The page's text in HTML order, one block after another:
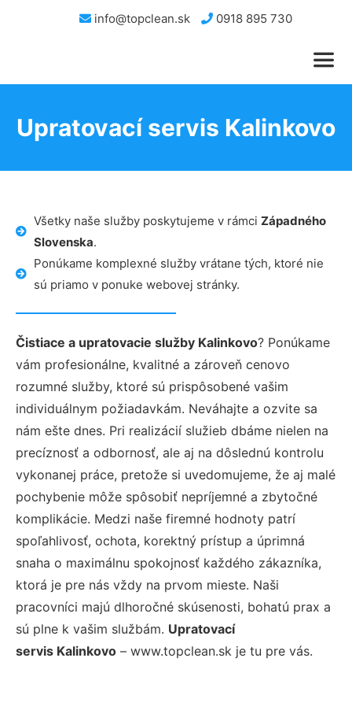
info@topclean.sk 0918 895 730
Upratovací servis Kalinkovo
Všetky naše služby poskytujeme v rámci Západného
Slovenska.
Ponúkame komplexné služby vrátane tých, ktoré nie
sú priamo v ponuke webovej stránky.
Čistiace a upratovacie služby Kalinkovo? Ponúkame
vám profesionálne, kvalitné a zároveň cenovo
rozumné služby, ktoré sú prispôsobené vašim
individuálnym požiadavkám. Neváhajte a ozvite sa
nám ešte dnes. Pri realizácií služieb dbáme nielen na
precíznosť a odbornosť, ale aj na dôslednú kontrolu
vykonanej práce, pretože si uvedomujeme, že aj malé
pochybenie môže spôsobiť nepríjemné a zbytočné
komplikácie. Medzi naše firemné hodnoty patrí
spoľahlivosť, ochota, korektný prístup a úprimná
snaha o maximálnu spokojnosť každého zákazníka,
ktorá je pre nás vždy na prvom mieste. Naši
pracovníci majú dlhoročné skúsenosti, bohatú prax a
sú plne k vašim službám. Upratovací
servis Kalinkovo – www.topclean.sk je tu pre vás.